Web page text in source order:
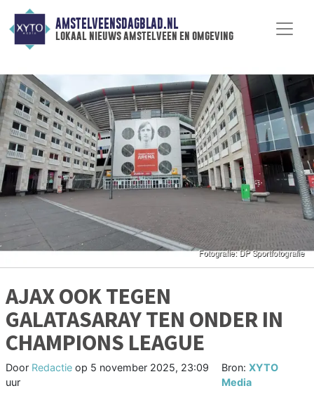
AMSTELVEENSDAGBLAD.NL
lokaal nieuws amstelveen en omgeving
AJAX OOK TEGEN
GALATASARAY TEN ONDER IN
CHAMPIONS LEAGUE
Door Redactie op 5 november 2025, 23:09
uur
Bron: XYTO
Media